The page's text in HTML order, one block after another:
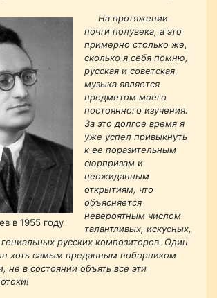
в 1955 году
На протяжении
почти полувека, а это
примерно столько же,
сколько я себя помню,
русская и советская
музыка является
предметом моего
постоянного изучения.
За это долгое время я
уже успел привыкнуть
к ее поразительным
сюрпризам и
неожиданным
открытиям, что
объясняется
невероятным числом
талантливых, искусных,
русских композиторов. Один
хоть самым преданным поборником
не в состоянии объять все эти